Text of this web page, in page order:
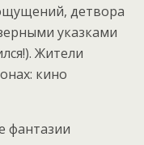
детвора
указками
Жители
кино
фантазии